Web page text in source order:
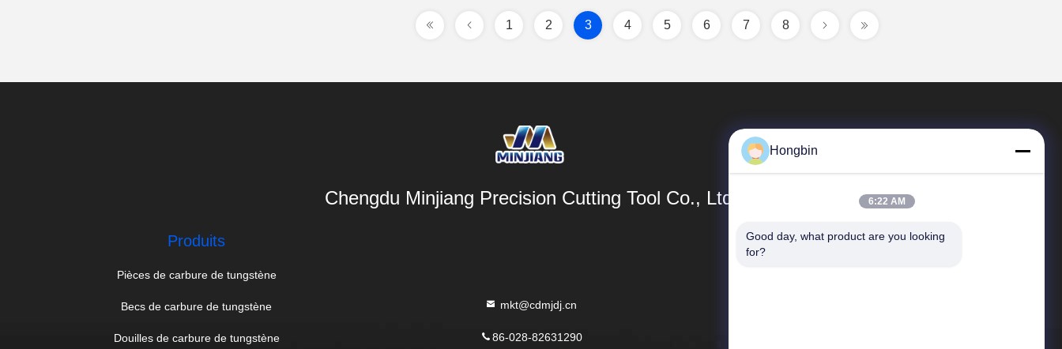
1 2 3 4 5 6 7 8
Chengdu Minjiang Precision Cutting Tool Co., Ltd.
Produits
Pièces de carbure de tungstène
Becs de carbure de tungstène
Douilles de carbure de tungstène
mkt@cdmjdj.cn
86-028-82631290
Liens Rapides
Hongbin
6:22 AM
Good day, what product are you looking
for?